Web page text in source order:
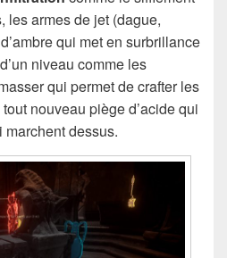
les armes de jet (dague,
qui met en surbrillance
niveau comme les
qui permet de crafter les
nouveau piège d’acide qui
dessus.